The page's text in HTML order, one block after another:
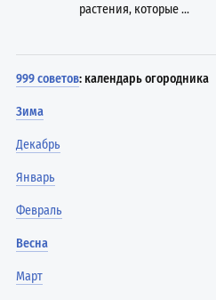
растения, которые ...
999 советов: календарь огородника
Зима
Декабрь
Январь
Февраль
Весна
Март